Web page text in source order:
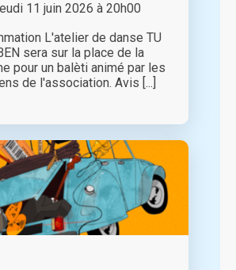
11 juin 2026 à 20h00
L'atelier de danse TU
sera sur la place de la
pour un balèti animé par les
de l'association. Avis [...]